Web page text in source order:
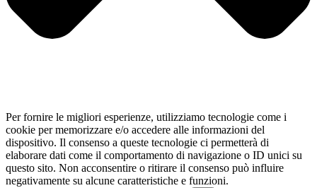
Per fornire le migliori esperienze, utilizziamo tecnologie come i
cookie per memorizzare e/o accedere alle informazioni del
dispositivo. Il consenso a queste tecnologie ci permetterà di
elaborare dati come il comportamento di navigazione o ID unici su
questo sito. Non acconsentire o ritirare il consenso può influire
negativamente su alcune caratteristiche e funzioni.